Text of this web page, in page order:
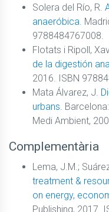
Solera del Río, R.
anaeróbica.
9788484767008.
Flotats i Ripoll,
de la digestión
2016. ISBN
Mata Álvarez, J.
urbans.
Medi Ambient,
Complementària
Lema, J.M.;
treatment &
on energy,
Publishing, 2017.